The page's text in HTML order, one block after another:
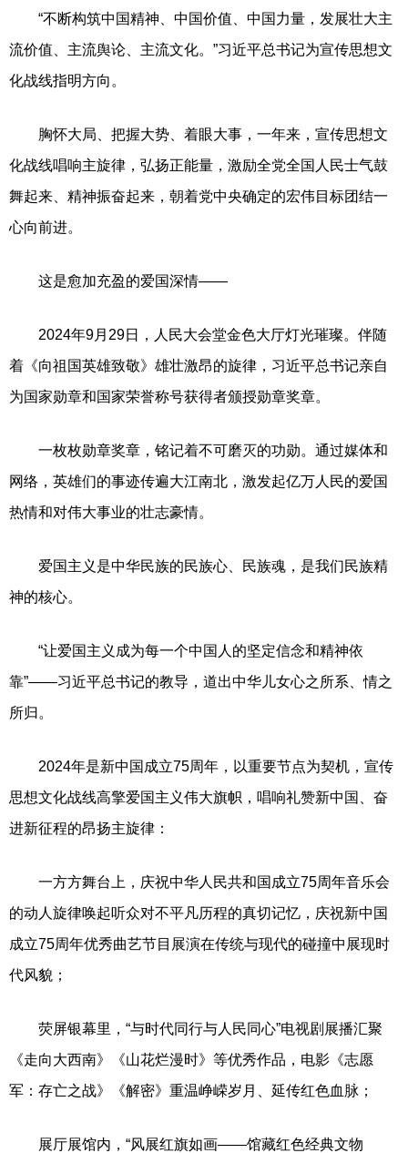
“不断构筑中国精神、中国价值、中国力量，发展壮大主
流价值、主流舆论、主流文化。”习近平总书记为宣传思想文
化战线指明方向。
胸怀大局、把握大势、着眼大事，一年来，宣传思想文
化战线唱响主旋律，弘扬正能量，激励全党全国人民士气鼓
舞起来、精神振奋起来，朝着党中央确定的宏伟目标团结一
心向前进。
这是愈加充盈的爱国深情——
2024年9月29日，人民大会堂金色大厅灯光璀璨。伴随
着《向祖国英雄致敬》雄壮激昂的旋律，习近平总书记亲自
为国家勋章和国家荣誉称号获得者颁授勋章奖章。
一枚枚勋章奖章，铭记着不可磨灭的功勋。通过媒体和
网络，英雄们的事迹传遍大江南北，激发起亿万人民的爱国
热情和对伟大事业的壮志豪情。
爱国主义是中华民族的民族心、民族魂，是我们民族精
神的核心。
“让爱国主义成为每一个中国人的坚定信念和精神依
靠”——习近平总书记的教导，道出中华儿女心之所系、情之
所归。
2024年是新中国成立75周年，以重要节点为契机，宣传
思想文化战线高擎爱国主义伟大旗帜，唱响礼赞新中国、奋
进新征程的昂扬主旋律：
一方方舞台上，庆祝中华人民共和国成立75周年音乐会
的动人旋律唤起听众对不平凡历程的真切记忆，庆祝新中国
成立75周年优秀曲艺节目展演在传统与现代的碰撞中展现时
代风貌；
荧屏银幕里，“与时代同行与人民同心”电视剧展播汇聚
《走向大西南》《山花烂漫时》等优秀作品，电影《志愿
军：存亡之战》《解密》重温峥嵘岁月、延传红色血脉；
展厅展馆内，“风展红旗如画——馆藏红色经典文物